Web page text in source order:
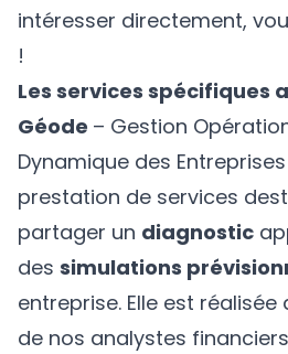
intéresser directement,
!
Les services spécifiques
Géode – Gestion
Dynamique des
prestation de services
partager un diagnostic
des simulations
entreprise. Elle est réalisée
de nos analystes